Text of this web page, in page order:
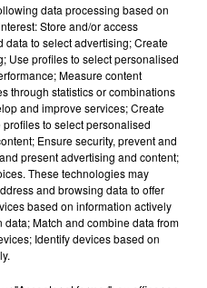
Test-28.04-–-Les-
data processing based on
Store and/or access
to select advertising; Create
Use profiles to select personalised
Measure content
through statistics or combinations
and improve services; Create
to select personalised
Ensure security, prevent and
present advertising and content;
These technologies may
and browsing data to offer
based on information actively
Match and combine data from
Identify devices based on